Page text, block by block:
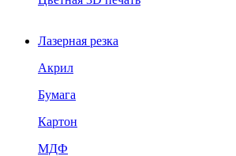
Лазерная резка
Акрил
Бумага
Картон
МДФ